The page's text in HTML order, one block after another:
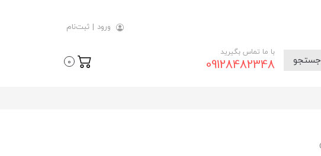
ورود | ثبت‌نام
با ما تماس بگیرید
09128482348
0